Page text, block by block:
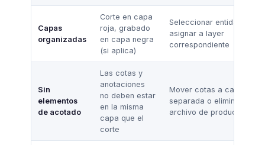
Capas
organizadas
Corte en capa
roja, grabado
en capa negra
(si aplica)
Seleccionar entidades y
asignar a layer
correspondiente
Sin
elementos
de acotado
Las cotas y
anotaciones
no deben estar
en la misma
capa que el
corte
Mover cotas a capa
separada o eliminarlas
archivo de producción